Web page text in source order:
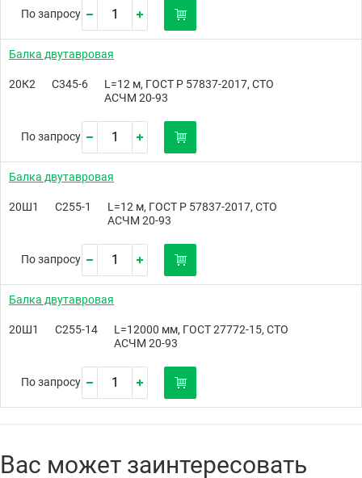
По запросу
Балка двутавровая
20К2 С345-6
L=12 м, ГОСТ Р 57837-2017, СТО
АСЧМ 20-93
По запросу
Балка двутавровая
20Ш1 С255-1
L=12 м, ГОСТ Р 57837-2017, СТО
АСЧМ 20-93
По запросу
Балка двутавровая
20Ш1 С255-14
L=12000 мм, ГОСТ 27772-15, СТО
АСЧМ 20-93
По запросу
Вас может заинтересовать